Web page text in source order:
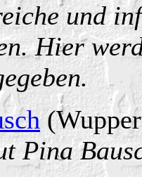
und
Hier
Pina